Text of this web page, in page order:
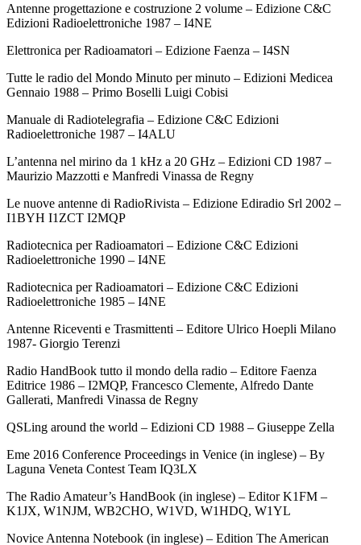
Antenne progettazione e costruzione 2 volume – Edizione C&C
Edizioni Radioelettroniche 1987 – I4NE
Elettronica per Radioamatori – Edizione Faenza – I4SN
Tutte le radio del Mondo Minuto per minuto – Edizioni Medicea
Gennaio 1988 – Primo Boselli Luigi Cobisi
Manuale di Radiotelegrafia – Edizione C&C Edizioni
Radioelettroniche 1987 – I4ALU
L’antenna nel mirino da 1 kHz a 20 GHz – Edizioni CD 1987 –
Maurizio Mazzotti e Manfredi Vinassa de Regny
Le nuove antenne di RadioRivista – Edizione Ediradio Srl 2002 –
I1BYH I1ZCT I2MQP
Radiotecnica per Radioamatori – Edizione C&C Edizioni
Radioelettroniche 1990 – I4NE
Radiotecnica per Radioamatori – Edizione C&C Edizioni
Radioelettroniche 1985 – I4NE
Antenne Riceventi e Trasmittenti – Editore Ulrico Hoepli Milano
1987- Giorgio Terenzi
Radio HandBook tutto il mondo della radio – Editore Faenza
Editrice 1986 – I2MQP, Francesco Clemente, Alfredo Dante
Gallerati, Manfredi Vinassa de Regny
QSLing around the world – Edizioni CD 1988 – Giuseppe Zella
Eme 2016 Conference Proceedings in Venice (in inglese) – By
Laguna Veneta Contest Team IQ3LX
The Radio Amateur’s HandBook (in inglese) – Editor K1FM –
K1JX, W1NJM, WB2CHO, W1VD, W1HDQ, W1YL
Novice Antenna Notebook (in inglese) – Edition The American